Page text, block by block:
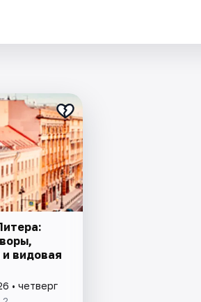
видовая
• четверг